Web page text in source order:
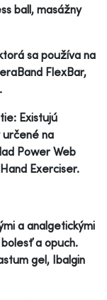
ball, masážny
sa používa na
FlexBar,
Existujú
určené na
Power Web
Exerciser.
a analgetickými
a opuch.
gel, Ibalgin